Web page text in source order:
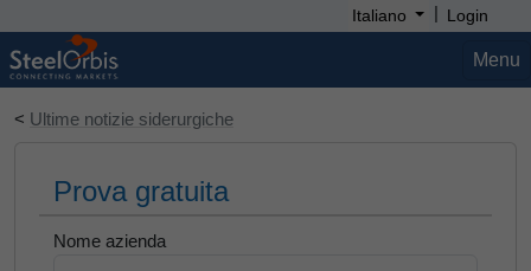
Italiano | Login
Menu
< Ultime notizie siderurgiche
Prova gratuita
Nome azienda